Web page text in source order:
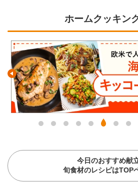
ホームクッキン
今日のおすすめ献
旬食材のレシピはTOP